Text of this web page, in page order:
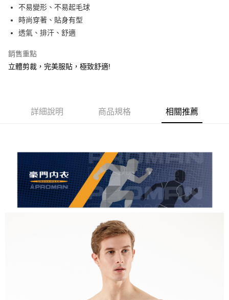
悠遊付
AFTEE先享後付
相關說明
AFTEE先享後付是「在收到商品之後才付款」的支付方式。 讓您購物簡單
便利好安心！
【「AFTEE先享後付」結帳流程】
１．於結帳方式選擇「AFTEE先享後付」後，將跳轉至「AFTEE先享後付」
ATM／網路銀行／等多元方式進行付款，方視為交易完成。
※ 請注意：結帳手續完成當下不需立刻繳費，但若您需要取消訂單，請聯絡
購買商品的店家。未經商家同意取消之訂單仍視為有效，需透過AFTEE先享
後付繳納相關費用。
※ 交易是否成功請以「AFTEE先享後付 」之結帳頁面顯示為準，若有關於
是否繳費成功／繳費後需取消欲退款等相關疑問，請聯繫「AFTEE先享後付
１．透過由恩沛科技股份有限公司提供之「AFTEE先享後付」服務完成之交
易，需依本服務之必要範圍內提供個人資料，並將交易相關給付款項請求債
權轉讓予恩沛科技股份有限公司。
２．關於個人資料處理事宜，請瀏覽以下網址：
３．未成年的使用者請事先徵得法定代理人或監護人之同意方可使用
「AFTEE先享後付」，若未經同意申辦者引起之損失，本公司不負相關責
運送方式
付款後全家取貨
每筆NT$80，滿NT$899(含以上)免運費
付款後7-11取貨
每筆NT$80，滿NT$899(含以上)免運費
宅配
每筆NT$100，滿NT$899(含以上)免運費
不易變形、不易起毛球
時尚穿著、貼身有型
透氣、排汗、舒適
銷售重點
立體剪裁，完美服貼，極致舒適!
詳細說明 商品規格 相關推薦